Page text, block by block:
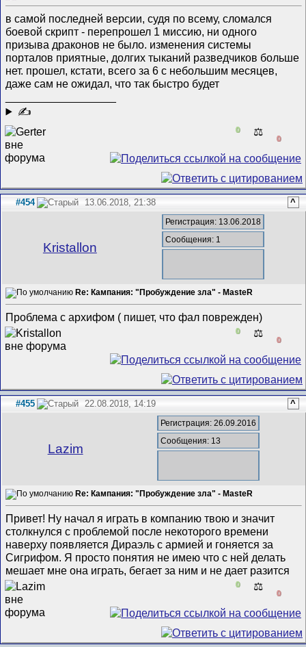
в самой последней версии, судя по всему, сломался
боевой скрипт - перепрошел 1 миссию, ни одного
призыва драконов не было. изменения системы
порталов приятные, долгих тыканий разведчиков больше
нет. прошел, кстати, всего за 6 с небольшим месяцев,
даже сам не ожидал, что так быстро будет
✍
0 ⚖️
0
#454 13.06.2018, 21:38 ^
Kristallon
Регистрация: 13.06.2018
Сообщения: 1
Re: Кампания: "Пробуждение зла" - MasteR
Проблема с архифом ( пишет, что фал поврежден)
0 ⚖️
0
#455 22.08.2018, 14:19 ^
Lazim
Регистрация: 26.09.2016
Сообщения: 13
Re: Кампания: "Пробуждение зла" - MasteR
Привет! Ну начал я играть в компанию твою и значит
столкнулся с проблемой после некоторого времени
наверху появляется Дираэль с армией и гоняется за
Сигрифом. Я просто понятия не имею что с ней делать
мешает мне она играть, бегает за ним и не дает разится
0 ⚖️
0